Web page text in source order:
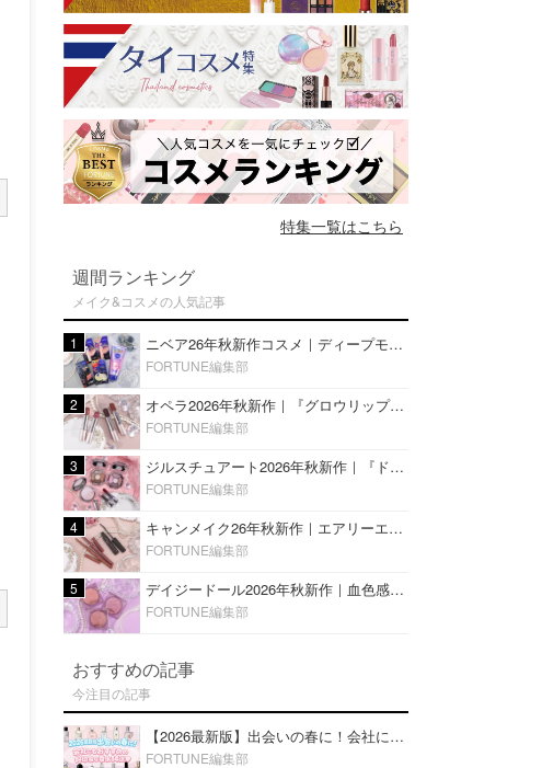
特集一覧はこちら
週間ランキング
メイク&コスメの人気記事
1 ニベア26年秋新作コスメ｜ディープモイスチャーリップの美容液タイプや2in1ボディクリームスクラブも
FORTUNE編集部
2 オペラ2026年秋新作｜『グロウリップティント』の新色・限定色はローズジャムカラー♡全4色をレビュー
FORTUNE編集部
3 ジルスチュアート2026年秋新作｜『ドレスドブルーム アイズ』新色や限定ハイライト・リップをレビュー
FORTUNE編集部
4 キャンメイク26年秋新作｜エアリーエクステンションライナー＆カールスナイパーマスカラ新色をレビュー
FORTUNE編集部
5 デイジードール2026年秋新作｜血色感が可愛い♡『パウダー ブラッシュ ブルーム』新3色をレビュー
FORTUNE編集部
おすすめの記事
今注目の記事
【2026最新版】出会いの春に！会社にもおすすめの好印象な香水14選♡ビジネスの場での香水マナーも
FORTUNE編集部